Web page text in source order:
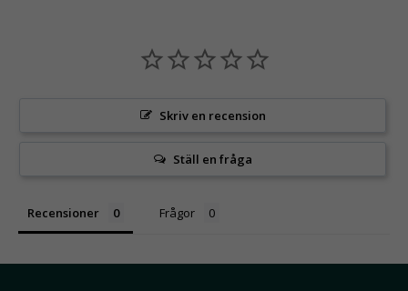
Skriv en recension
Ställ en fråga
Recensioner Frågor